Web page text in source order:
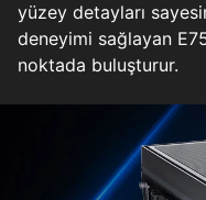
yüzey detayları
deneyimi sağlayan
noktada buluşturur.